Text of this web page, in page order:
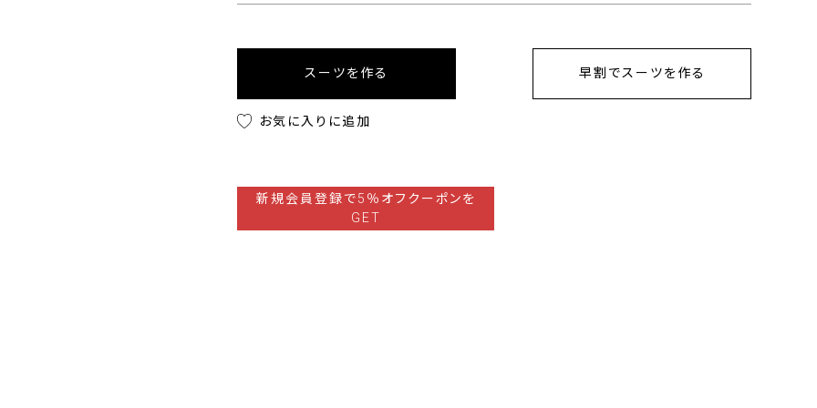
スーツを作る 早割でスーツを作る
お気に入りに追加
新規会員登録で5％オフクーポンを
GET